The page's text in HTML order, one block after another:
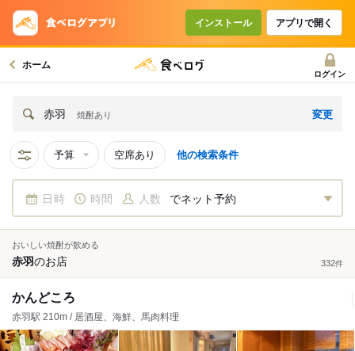
インストール アプリで開く
ホーム
ログイン
赤羽 焼酎あり 変更
予算 空席あり 他の検索条件
日時 時間 人数 でネット予約
おいしい焼酎が飲める
赤羽のお店 332件
かんどころ
赤羽駅 210m / 居酒屋、海鮮、馬肉料理